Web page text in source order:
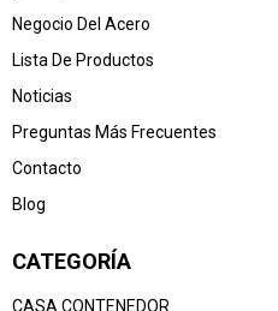
Negocio Del Acero
Lista De Productos
Noticias
Preguntas Más Frecuentes
Contacto
Blog
CATEGORÍA
CASA CONTENEDOR